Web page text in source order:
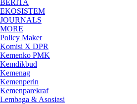
BERITA
EKOSISTEM
JOURNALS
MORE
Policy Maker
Komisi X DPR
Kemenko PMK
Kemdikbud
Kemenag
Kemenperin
Kemenparekraf
Lembaga & Asosiasi